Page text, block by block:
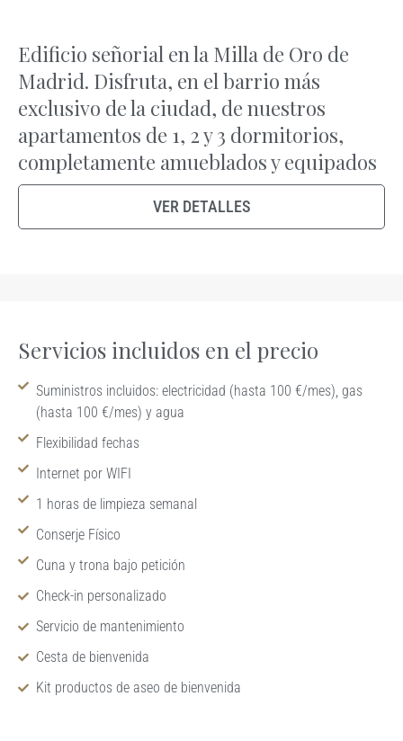
Edificio señorial en la Milla de Oro de
Madrid. Disfruta, en el barrio más
exclusivo de la ciudad, de nuestros
apartamentos de 1, 2 y 3 dormitorios,
completamente amueblados y equipados
VER DETALLES
Servicios incluidos en el precio
Suministros incluidos: electricidad (hasta 100 €/mes), gas
(hasta 100 €/mes) y agua
Flexibilidad fechas
Internet por WIFI
1 horas de limpieza semanal
Conserje Físico
Cuna y trona bajo petición
Check-in personalizado
Servicio de mantenimiento
Cesta de bienvenida
Kit productos de aseo de bienvenida